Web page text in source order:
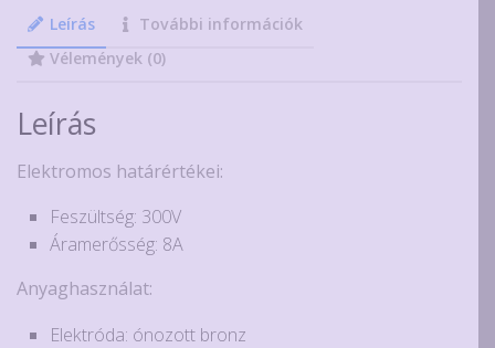
mennyiség
Leírás
További információk
Vélemények (0)
Leírás
Elektromos határértékei:
Feszültség: 300V
Áramerősség: 8A
Anyaghasználat:
Elektróda: ónozott bronz